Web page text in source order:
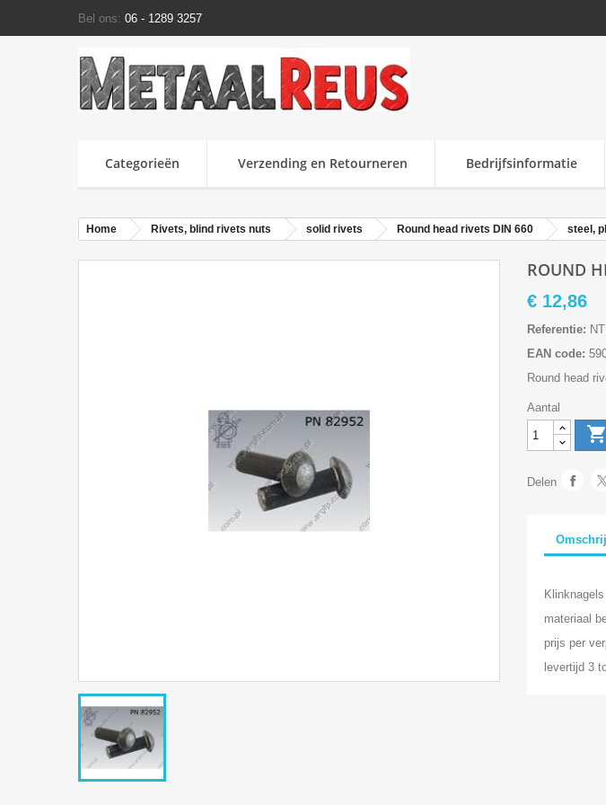
Bel ons: 06 - 1289 3257
Categorieën Verzending en Retourneren Bedrijfsinformatie
Home Rivets, blind rivets nuts solid rivets Round head rivets DIN 660 steel,
ROUND
€ 12,86
Referentie:
EAN code:
Round head
Aantal

Delen
materiaal
prijs per
levertijd 3